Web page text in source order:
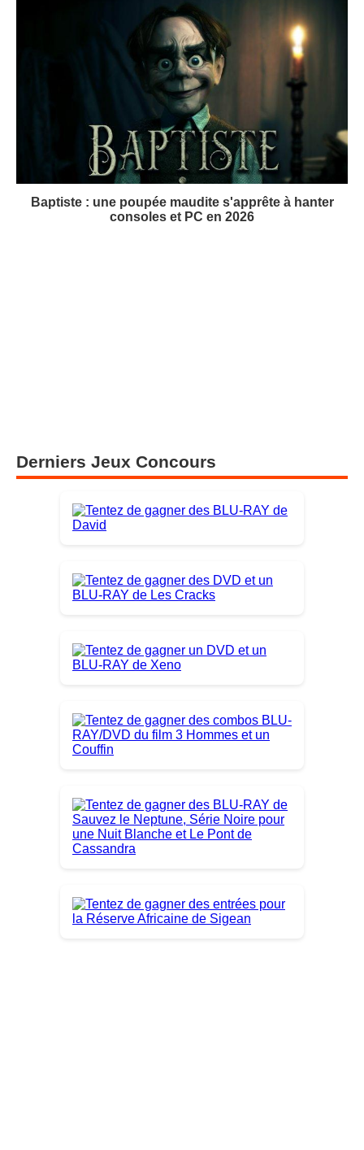
Baptiste : une poupée maudite s'apprête à hanter
consoles et PC en 2026
Derniers Jeux Concours